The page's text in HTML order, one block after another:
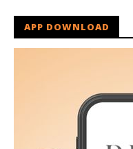
APP DOWNLOAD